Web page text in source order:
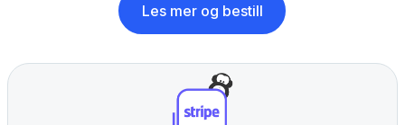
Les mer og bestill